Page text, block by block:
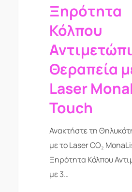
Ξηρότητα
Κόλπου
Θεραπεία
Laser
Touch
Ανακτήστε τη
με το Laser CO₂
Ξηρότητα Κόλπου
με 3…